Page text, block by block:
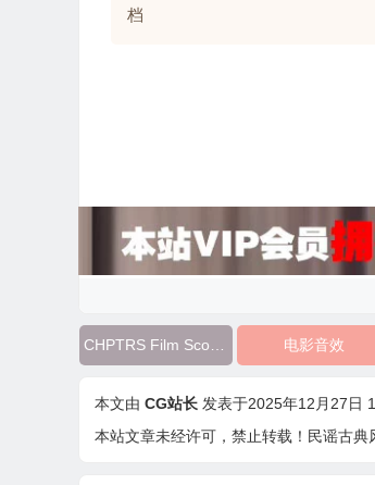
档
电影音效
本文由 CG站长 发表于2025年12月27日
本站文章未经许可，禁止转载！ 民谣古典